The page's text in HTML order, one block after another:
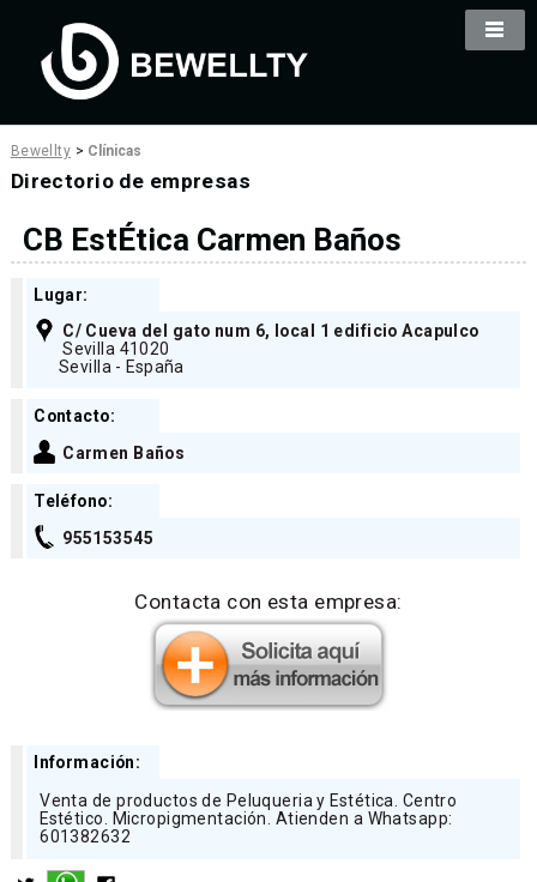
Bewellty > Clínicas
Directorio de empresas
CB EstÉtica Carmen Baños
Lugar:
C/ Cueva del gato num 6, local 1 edificio Acapulco
Sevilla 41020
Sevilla - España
Contacto:
Carmen Baños
Teléfono:
955153545
Contacta con esta empresa:
Información:
Venta de productos de Peluqueria y Estética. Centro
Estético. Micropigmentación. Atienden a Whatsapp:
601382632